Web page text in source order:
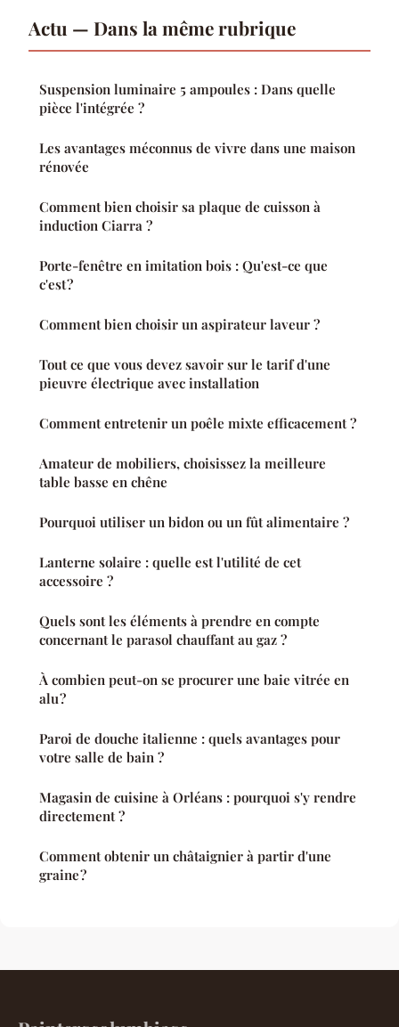
Actu — Dans la même rubrique
Suspension luminaire 5 ampoules : Dans quelle
pièce l'intégrée ?
Les avantages méconnus de vivre dans une maison
rénovée
Comment bien choisir sa plaque de cuisson à
induction Ciarra ?
Porte-fenêtre en imitation bois : Qu'est-ce que
c'est ?
Comment bien choisir un aspirateur laveur ?
Tout ce que vous devez savoir sur le tarif d'une
pieuvre électrique avec installation
Comment entretenir un poêle mixte efficacement ?
Amateur de mobiliers, choisissez la meilleure
table basse en chêne
Pourquoi utiliser un bidon ou un fût alimentaire ?
Lanterne solaire : quelle est l'utilité de cet
accessoire ?
Quels sont les éléments à prendre en compte
concernant le parasol chauffant au gaz ?
À combien peut-on se procurer une baie vitrée en
alu ?
Paroi de douche italienne : quels avantages pour
votre salle de bain ?
Magasin de cuisine à Orléans : pourquoi s'y rendre
directement ?
Comment obtenir un châtaignier à partir d'une
graine ?